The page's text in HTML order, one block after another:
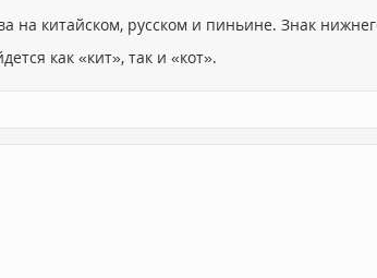
на китайском, русском и пиньине. Знак
как «кит», так и «кот».